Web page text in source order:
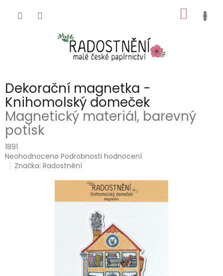
KOŠÍK
Dekorační magnetka -
Knihomolský domeček
Magnetický materiál, barevný
potisk
1891
Průměrné
hodnocení
Neohodnoceno Podrobnosti hodnocení
Značka:Radostnění